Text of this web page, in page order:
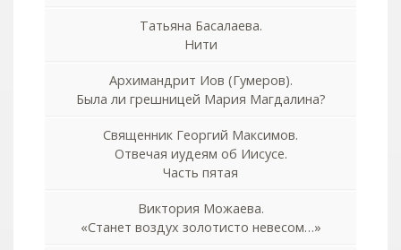
Татьяна Басалаева.
Нити
Архимандрит Иов (Гумеров).
Была ли грешницей Мария Магдалина?
Священник Георгий Максимов.
Отвечая иудеям об Иисусе.
Часть пятая
Виктория Можаева.
«Станет воздух золотисто невесом…»